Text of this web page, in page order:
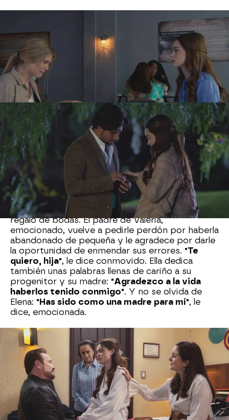
Con todos los villanos tras las rejas,Mateo y
Valeria por fin pueden vivir su amor en paz.
Mateo no pierde la oportunidad de demostrarle
a Valeria lo enamorado que está de ella y le pide
matrimonio con fuegos artificiales incluidos. Ella,
por supuesto, acepta y se funden en un
apasionado beso.
Días después, llega el momento tan esperado:
Valeria y Mateo se casan por la iglesia,
rodeados de sus seres queridos, un día antes que
Rodrigo y Gaby.
Valeria se prepara para su gran día acompañada
por las dos mujeres más importantes de su vida:
Daniela, su madre biológica, y Elena, la esposa de
Hilario. De pronto, irrumpe Ernesto en la
habitación y le entrega un collar especial como
regalo de bodas. El padre de Valeria,
emocionado, vuelve a pedirle perdón por haberla
abandonado de pequeña y le agradece por darle
la oportunidad de enmendar sus errores. "Te
quiero, hija", le dice conmovido. Ella dedica
también unas palabras llenas de cariño a su
progenitor y su madre: "Agradezco a la vida
haberlos tenido conmigo". Y no se olvida de
Elena: "Has sido como una madre para mí", le
dice, emocionada.
Ya en la iglesia,
Mateo y Valeria sellan su amor
ante la mirada de sus padres y amigos más
cercanos, poniendo punto final a Mi Secreto, una
serie que nos ha emocionado con las historias de
amor de sus personajes.
Nova » Series » Mi secreto » Mejores momentos